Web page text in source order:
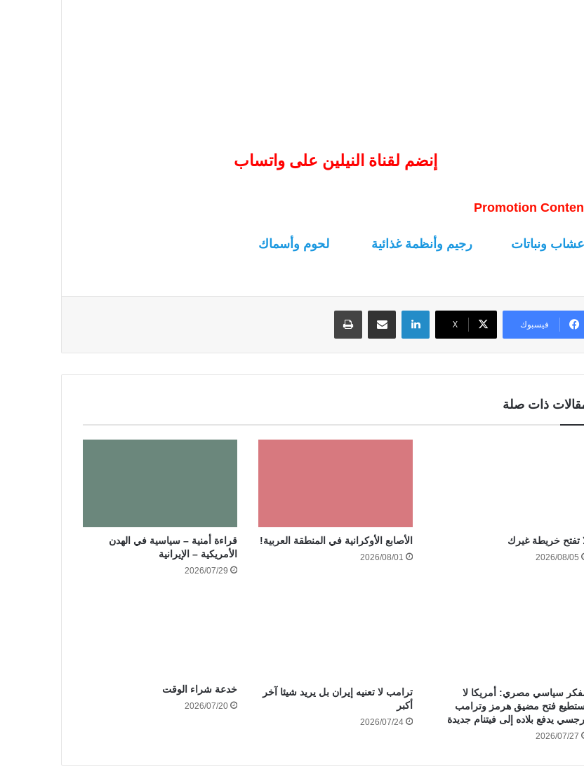
إنضم لقناة النيلين على واتساب
Promotion
أعشاب ونباتات رجيم وأنظمة غذائية لحوم وأسماك
فيسبوك ‫X
لينكدإن
ذات صلة
تفتح خريطة غيرك
2026/08/05
الأصابع الأوكرانية في المنطقة العربية!
2026/08/01
قراءة أمنية – سياسية في الهدن
الأمريكية – الإيرانية
2026/07/29
سياسي مصري: أمريكا لا
فتح مضيق هرمز وترامب
يدفع بلاده إلى فيتنام جديدة
2026/07/27
ترامب لا تعنيه إيران بل يريد شيئا آخر
أكبر
2026/07/24
خدعة شراء الوقت
2026/07/20